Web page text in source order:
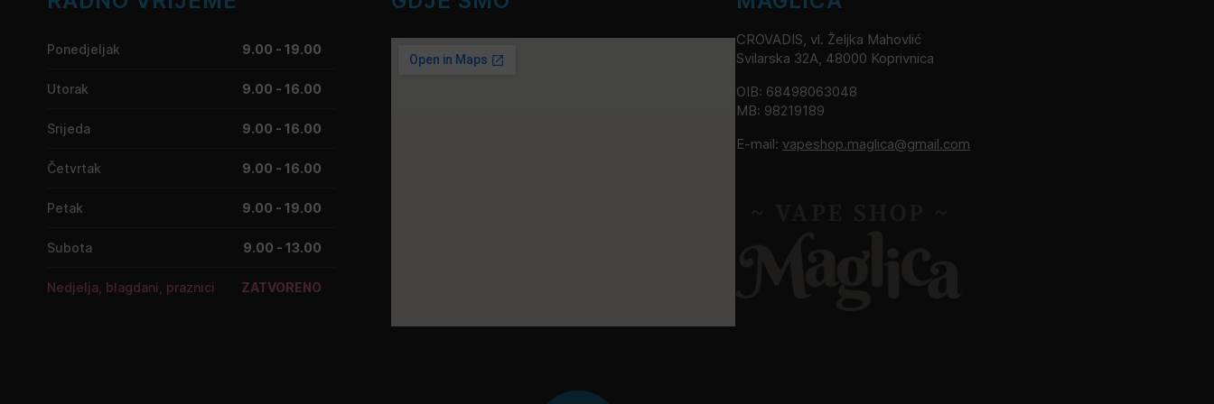
Ponedjeljak 9.00 - 19.00
Utorak 9.00 - 16.00
Srijeda 9.00 - 16.00
Četvrtak 9.00 - 16.00
Petak 9.00 - 19.00
Subota 9.00 - 13.00
Nedjelja, blagdani, praznici ZATVORENO
CROVADIS, vl. Željka Mahovlić
Svilarska 32A, 48000 Koprivnica
OIB: 68498063048
MB: 98219189
E-mail: vapeshop.maglica@gmail.com